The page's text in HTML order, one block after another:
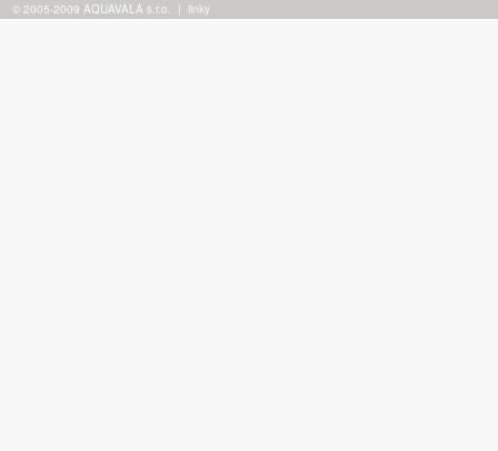
© 2005-2009 AQUAVALA s.r.o. | linky